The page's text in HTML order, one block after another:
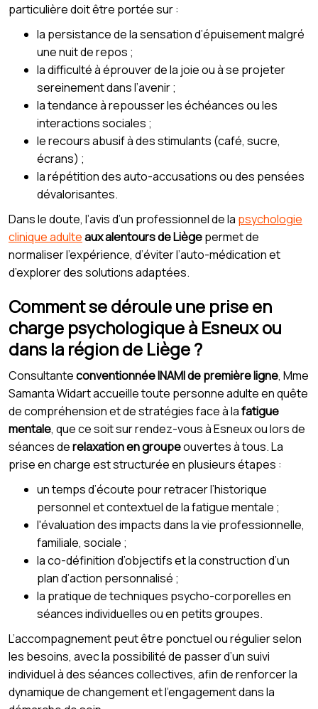
particulière doit être portée sur :
la persistance de la sensation d’épuisement malgré
une nuit de repos ;
la difficulté à éprouver de la joie ou à se projeter
sereinement dans l’avenir ;
la tendance à repousser les échéances ou les
interactions sociales ;
le recours abusif à des stimulants (café, sucre,
écrans) ;
la répétition des auto-accusations ou des pensées
dévalorisantes.
Dans le doute, l’avis d’un professionnel de la psychologie
clinique adulteaux alentours de Liègepermet de
normaliser l’expérience, d’éviter l’auto-médication et
d’explorer des solutions adaptées.
Comment se déroule une prise en
charge psychologique à Esneux ou
dans la région de Liège ?
Consultanteconventionnée INAMI de première ligne, Mme
Samanta Widart accueille toute personne adulte en quête
de compréhension et de stratégies face à lafatigue
mentale, que ce soit sur rendez-vous à Esneux ou lors de
séances derelaxation en groupeouvertes à tous. La
prise en charge est structurée en plusieurs étapes :
un temps d’écoute pour retracer l’historique
personnel et contextuel de la fatigue mentale ;
l'évaluation des impacts dans la vie professionnelle,
familiale, sociale ;
la co-définition d’objectifs et la construction d’un
plan d’action personnalisé ;
la pratique de techniques psycho-corporelles en
séances individuelles ou en petits groupes.
L’accompagnement peut être ponctuel ou régulier selon
les besoins, avec la possibilité de passer d’un suivi
individuel à des séances collectives, afin de renforcer la
dynamique de changement et l’engagement dans la